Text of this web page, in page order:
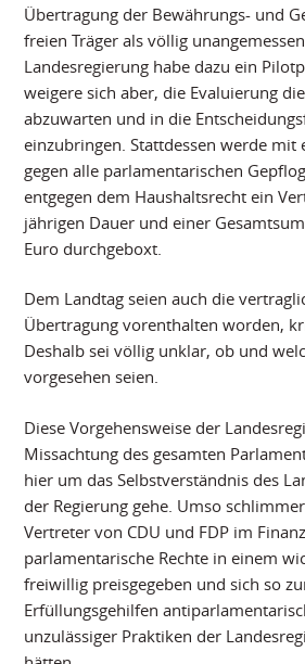
Übertragung der Bewährungs- und
freien Träger als völlig
Landesregierung habe dazu ein
weigere sich aber, die Evaluierung
abzuwarten und in die
einzubringen. Stattdessen werde mit
gegen alle parlamentarischen
entgegen dem Haushaltsrecht ein
jährigen Dauer und einer
Euro durchgeboxt.
Dem Landtag seien auch die
Übertragung vorenthalten worden,
Deshalb sei völlig unklar, ob und
vorgesehen seien.
Diese Vorgehensweise der
Missachtung des gesamten
hier um das Selbstverständnis des
der Regierung gehe. Umso
Vertreter von CDU und FDP im
parlamentarische Rechte in einem
freiwillig preisgegeben und sich so
Erfüllungsgehilfen
unzulässiger Praktiken der